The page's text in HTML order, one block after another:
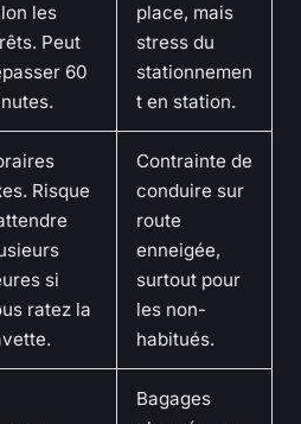
les
Peut
60
place, mais
stress du
stationnemen
t en station.
Risque
si
ratez la
Contrainte de
conduire sur
route
enneigée,
surtout pour
les non-
habitués.
Bagages